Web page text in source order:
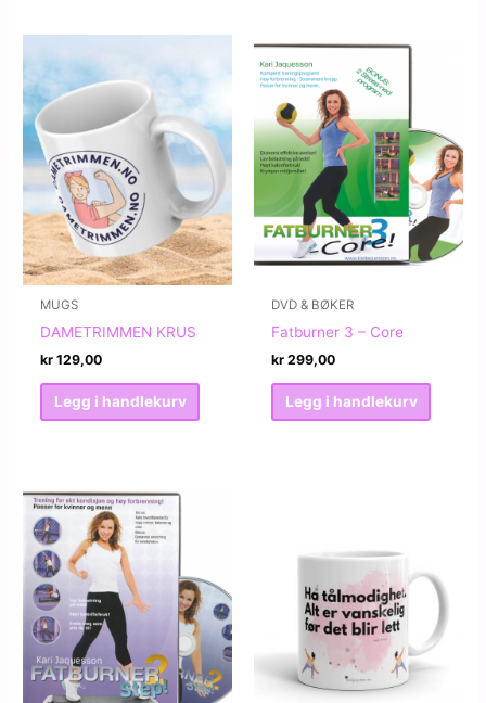
MUGS
DAMETRIMMEN KRUS
kr 129,00
Legg i handlekurv
DVD & BØKER
Fatburner 3 – Core
kr 299,00
Legg i handlekurv